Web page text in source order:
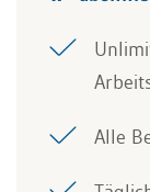
Alle